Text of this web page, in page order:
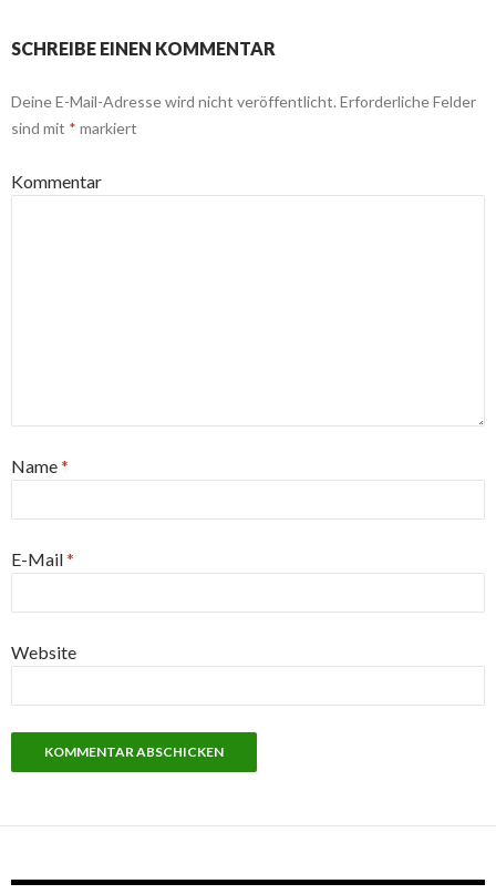
SCHREIBE EINEN KOMMENTAR
Deine E-Mail-Adresse wird nicht veröffentlicht. Erforderliche Felder
sind mit * markiert
Kommentar
Name*
E-Mail*
Website